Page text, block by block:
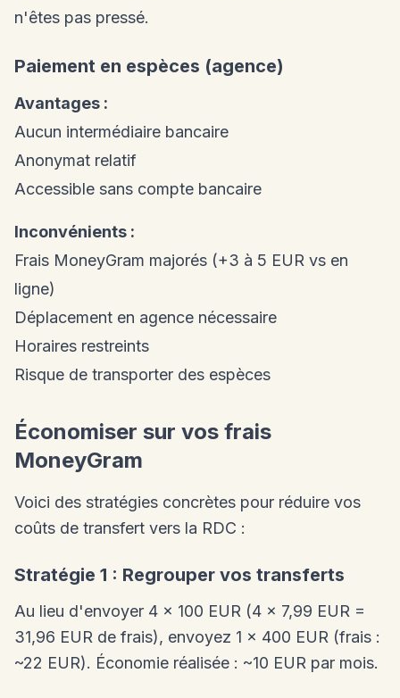
n'êtes pas pressé.
Paiement en espèces (agence)
Avantages :
Aucun intermédiaire bancaire
Anonymat relatif
Accessible sans compte bancaire
Inconvénients :
Frais MoneyGram majorés (+3 à 5 EUR vs en
ligne)
Déplacement en agence nécessaire
Horaires restreints
Risque de transporter des espèces
Économiser sur vos frais
MoneyGram
Voici des stratégies concrètes pour réduire vos
coûts de transfert vers la RDC :
Stratégie 1 : Regrouper vos transferts
Au lieu d'envoyer 4 x 100 EUR (4 x 7,99 EUR =
31,96 EUR de frais), envoyez 1 x 400 EUR (frais :
~22 EUR). Économie réalisée : ~10 EUR par mois.